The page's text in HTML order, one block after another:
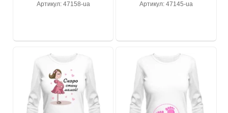
Артикул: 47158-ua Артикул: 47145-ua